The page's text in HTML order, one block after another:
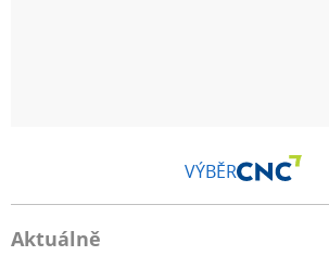
VÝBĚR
Aktuálně